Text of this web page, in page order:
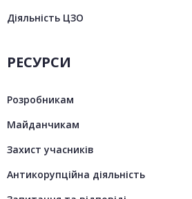
Діяльність ЦЗО
РЕСУРСИ
Розробникам
Майданчикам
Захист учасників
Антикорупційна діяльність